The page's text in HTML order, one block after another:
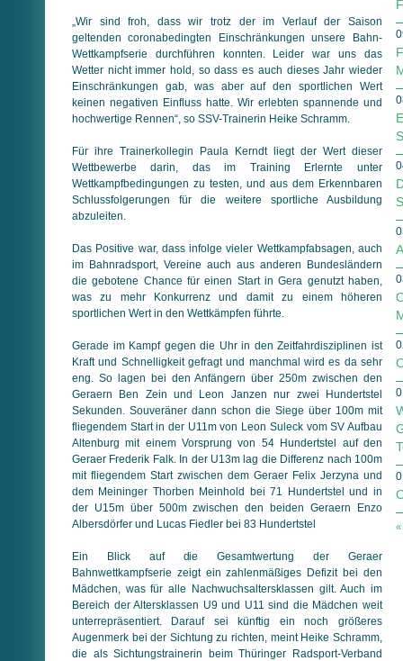
„Wir sind froh, dass wir trotz der im Verlauf der Saison
geltenden coronabedingten Einschränkungen unsere Bahn-
Wettkampfserie durchführen konnten. Leider war uns das
Wetter nicht immer hold, so dass es auch dieses Jahr wieder
Einschränkungen gab, was aber auf den sportlichen Wert
keinen negativen Einfluss hatte. Wir erlebten spannende und
hochwertige Rennen“, so SSV-Trainerin Heike Schramm.
Für ihre Trainerkollegin Paula Kerndt liegt der Wert dieser
Wettbewerbe darin, das im Training Erlernte unter
Wettkampfbedingungen zu testen, und aus dem Erkennbaren
Schlussfolgerungen für die weitere sportliche Ausbildung
abzuleiten.
Das Positive war, dass infolge vieler Wettkampfabsagen, auch
im Bahnradsport, Vereine auch aus anderen Bundesländern
die gebotene Chance für einen Start in Gera genutzt haben,
was zu mehr Konkurrenz und damit zu einem höheren
sportlichen Wert in den Wettkämpfen führte.
Gerade im Kampf gegen die Uhr in den Zeitfahrdisziplinen ist
Kraft und Schnelligkeit gefragt und manchmal wird es da sehr
eng. So lagen bei den Anfängern über 250m zwischen den
Geraern Ben Zein und Leon Janzen nur zwei Hundertstel
Sekunden. Souveräner dann schon die Siege über 100m mit
fliegendem Start in der U11m von Leon Suleck vom SV Aufbau
Altenburg mit einem Vorsprung von 54 Hundertstel auf den
Geraer Frederik Falk. In der U13m lag die Differenz nach 100m
mit fliegendem Start zwischen dem Geraer Felix Jerzyna und
dem Meininger Thorben Meinhold bei 71 Hundertstel und in
der U15m über 500m zwischen den beiden Geraern Enzo
Albersdörfer und Lucas Fiedler bei 83 Hundertstel
Ein Blick auf die Gesamtwertung der Geraer
Bahnwettkampfserie zeigt ein zahlenmäßiges Defizit bei den
Mädchen, was für alle Nachwuchsaltersklassen gilt. Auch im
Bereich der Altersklassen U9 und U11 sind die Mädchen weit
unterrepräsentiert. Darauf sei künftig ein noch größeres
Augenmerk bei der Sichtung zu richten, meint Heike Schramm,
die als Sichtungstrainerin beim Thüringer Radsport-Verband
«